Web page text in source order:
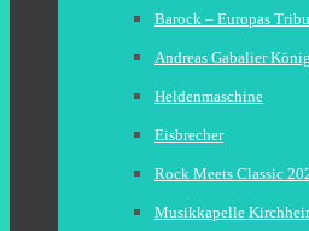
Barock – Europas
Andreas Gabalier
Heldenmaschine
Eisbrecher
Rock Meets Classic
Musikkapelle